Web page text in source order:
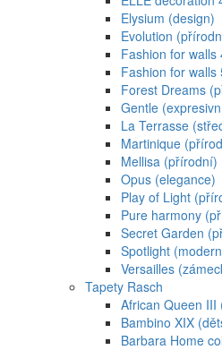
Elysium (design)
Evolution
Fashion for walls
Fashion for walls
Forest Dreams
Gentle
La Terrasse
Martinique
Mellisa (přírodní)
Opus (elegance)
Play of Light
Pure harmony
Secret Garden
Spotlight
Versailles
Tapety Rasch
African Queen III
Bambino XIX
Barbara Home